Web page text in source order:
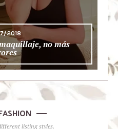
2018
no más
listing styles.